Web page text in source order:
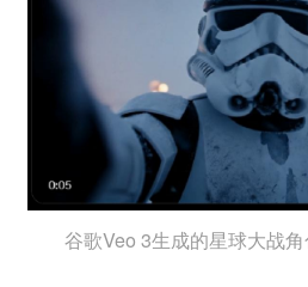
谷歌Veo 3生成的星球大战角